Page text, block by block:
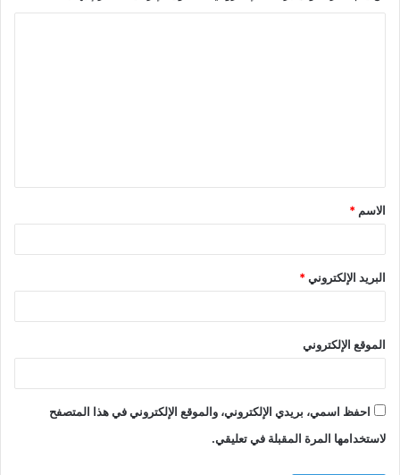
ق
*
الاسم *
البريد الإلكتروني*
الموقع الإلكتروني
احفظ اسمي، بريدي الإلكتروني، والموقع الإلكتروني في هذا المتصفح
لاستخدامها المرة المقبلة في تعليقي.